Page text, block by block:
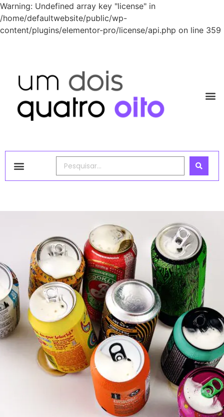
Warning: Undefined array key "license" in
/home/defaultwebsite/public/wp-
content/plugins/elementor-pro/license/api.php on line 359